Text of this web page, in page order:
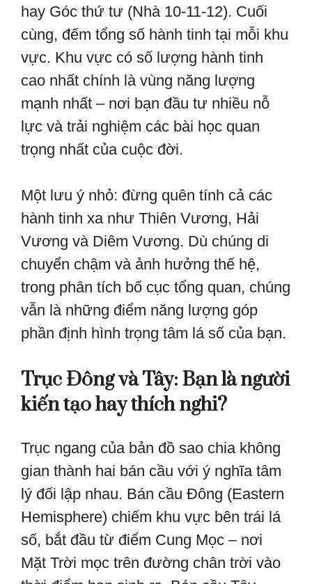
hay Góc thứ tư (Nhà 10-11-12). Cuối
cùng, đếm tổng số hành tinh tại mỗi khu
vực. Khu vực có số lượng hành tinh
cao nhất chính là vùng năng lượng
mạnh nhất – nơi bạn đầu tư nhiều nỗ
lực và trải nghiệm các bài học quan
trọng nhất của cuộc đời.
Một lưu ý nhỏ: đừng quên tính cả các
hành tinh xa như Thiên Vương, Hải
Vương và Diêm Vương. Dù chúng di
chuyển chậm và ảnh hưởng thế hệ,
trong phân tích bố cục tổng quan, chúng
vẫn là những điểm năng lượng góp
phần định hình trọng tâm lá số của bạn.
Trục Đông và Tây: Bạn là người
kiến tạo hay thích nghi?
Trục ngang của bản đồ sao chia không
gian thành hai bán cầu với ý nghĩa tâm
lý đối lập nhau. Bán cầu Đông (Eastern
Hemisphere) chiếm khu vực bên trái lá
số, bắt đầu từ điểm Cung Mọc – nơi
Mặt Trời mọc trên đường chân trời vào